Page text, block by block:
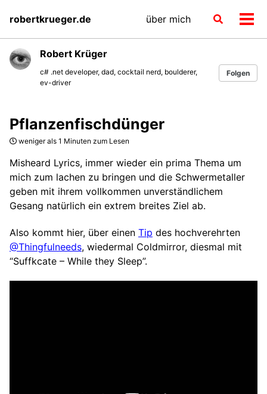
primary
navigation
content
footer
robertkrueger.de über mich
Toggle
Robert Krüger
c# .net developer, dad, cocktail nerd, boulderer,
ev-driver
Folgen
Pflanzenfischdünger
weniger als 1 Minuten zum Lesen
Misheard Lyrics, immer wieder ein prima Thema um
mich zum lachen zu bringen und die Schwermetaller
geben mit ihrem vollkommen unverständlichem
Gesang natürlich ein extrem breites Ziel ab.
Also kommt hier, über einen Tip des hochverehrten
@Thingfulneeds, wiedermal Coldmirror, diesmal mit
“Suffkcate – While they Sleep”.